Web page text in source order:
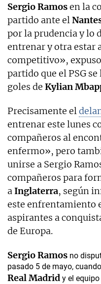
Sergio Ramosen la
partido ante el
por la prudencia y lo
entrenar y otra estar
competitivo»,
partido que el PSG
goles de Kylian
Precisamente el
entrenar este lunes
compañeros al
enfermo», pero
unirse a Sergio
compañeros para
aInglaterra, según
este enfrentamiento
aspirantes a
de Europa.
Sergio Ramos no
pasado 5 de mayo,
Real Madrid y el